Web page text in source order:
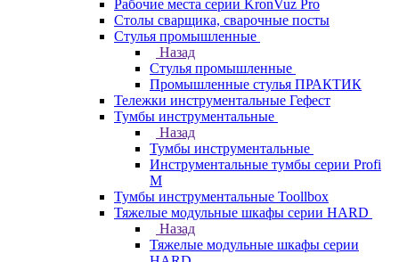
Рабочие места серии KronVuz Pro
Столы сварщика, сварочные посты
Стулья промышленные
Назад
Стулья промышленные
Промышленные стулья ПРАКТИК
Тележки инструментальные Гефест
Тумбы инструментальные
Назад
Тумбы инструментальные
Инструментальные тумбы серии Profi
M
Тумбы инструментальные Toollbox
Тяжелые модульные шкафы серии HARD
Назад
Тяжелые модульные шкафы серии